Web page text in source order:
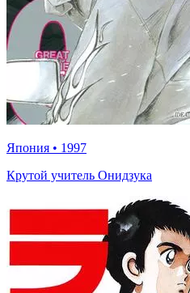
Япония • 1997
Крутой учитель Онидзука